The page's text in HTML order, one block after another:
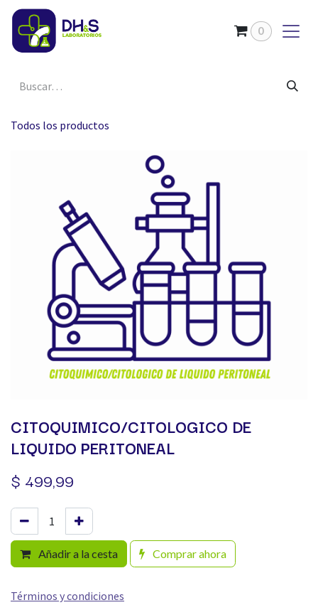
Ir al contenido
0
Todos los productos
CITOQUIMICO/CITOLOGICO DE
LIQUIDO PERITONEAL
$ 499,99
Añadir a la cesta Comprar ahora
Términos y condiciones